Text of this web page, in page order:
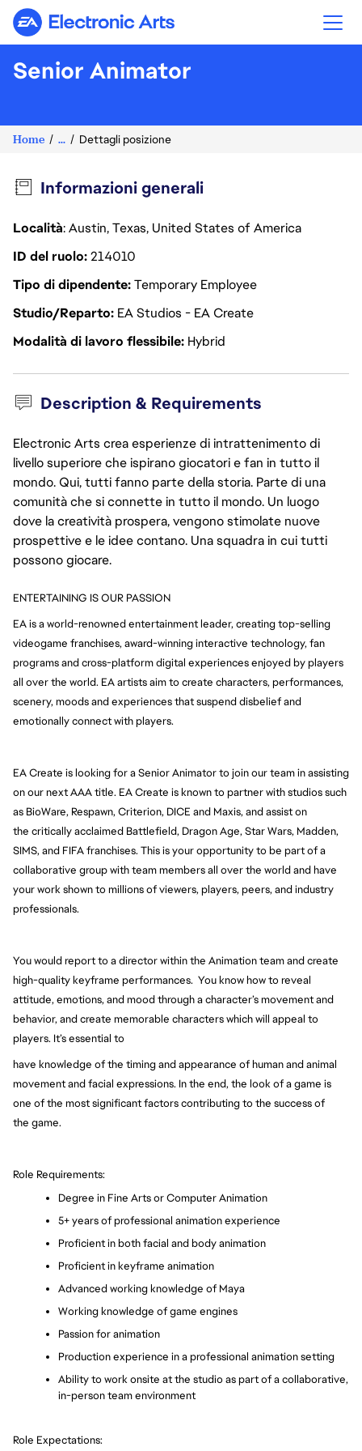
Electronic Arts
Senior Animator
Home ... Dettagli posizione
Informazioni generali
Località: Austin, Texas, United States of America
ID del ruolo214010
Tipo di dipendenteTemporary Employee
Studio/Reparto EA Studios - EA Create
Modalità di lavoro flessibile Hybrid
Description & Requirements
Electronic Arts crea esperienze di intrattenimento di
livello superiore che ispirano giocatori e fan in tutto il
mondo. Qui, tutti fanno parte della storia. Parte di una
comunità che si connette in tutto il mondo. Un luogo
dove la creatività prospera, vengono stimolate nuove
prospettive e le idee contano. Una squadra in cui tutti
possono giocare.
ENTERTAINING IS OUR PASSION
EA is a world-renowned entertainment leader, creating top-selling
videogame franchises, award-winning interactive technology, fan
programs and cross-platform digital experiences enjoyed by players
all over the world. EA artists aim to create characters, performances,
scenery, moods and experiences that suspend disbelief and
emotionally connect with players.
EA Create is looking for a Senior Animator to join our team in assisting
on our next AAA title. EA Create is known to partner with studios such
as BioWare, Respawn, Criterion, DICE and Maxis, and assist on
the critically acclaimed Battlefield, Dragon Age, Star Wars, Madden,
SIMS, and FIFA franchises. This is your opportunity to be part of a
collaborative group with team members all over the world and have
your work shown to millions of viewers, players, peers, and industry
professionals.
You would report to a director within the Animation team and create
high-quality keyframe performances.  You know how to reveal
attitude, emotions, and mood through a character’s movement and
behavior, and create memorable characters which will appeal to
players. It’s essential to
have knowledge of the timing and appearance of human and animal
movement and facial expressions. In the end, the look of a game is
one of the most significant factors contributing to the success of
the game.
Role Requirements:
Degree in Fine Arts or Computer Animation
5+ years of professional animation experience
Proficient in both facial and body animation
Proficient in keyframe animation
Advanced working knowledge of Maya
Working knowledge of game engines
Passion for animation
Production experience in a professional animation setting
Ability to work onsite at the studio as part of a collaborative,
in-person team environment
Role Expectations: